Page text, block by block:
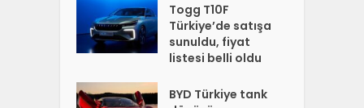
Togg T10F
Türkiye’de satışa
sunuldu, fiyat
listesi belli oldu
BYD Türkiye tank